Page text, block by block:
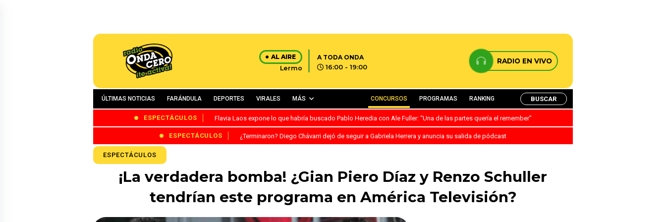
AL AIRE
Lermo
A TODA ONDA
16:00 - 19:00
RADIO EN VIVO
ÚLTIMAS NOTICIAS FARÁNDULA DEPORTES VIRALES MÁS CONCURSOS PROGRAMAS RANKING BUSCAR
ESPECTÁCULOS Flavia Laos expone lo que habría buscado Pablo Heredia con Ale Fuller: “Una de las partes quería el remember”
ESPECTÁCULOS ¿Terminaron? Diego Chávarri dejó de seguir a Gabriela Herrera y anuncia su salida de pódcast
ESPECTÁCULOS
¡La verdadera bomba! ¿Gian Piero Díaz y Renzo Schuller
tendrían este programa en América Televisión?